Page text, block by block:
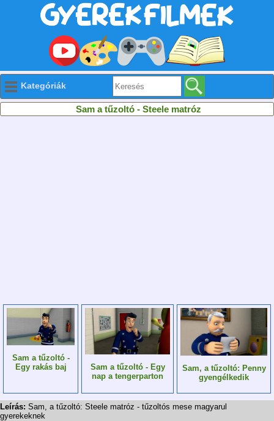
Kategóriák
Sam a tűzoltó - Steele matróz
Sam a tűzoltó -
Egy rakás baj
Sam a tűzoltó - Egy
nap a tengerparton
Sam, a tűzoltó: Penny
gyengélkedik
Leírás: Sam, a tűzoltó: Steele matróz - tűzoltós mese magyarul
gyerekeknek